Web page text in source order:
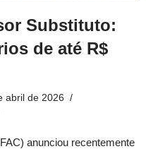
Substituto:
de até R$
abril de 2026
anunciou recentemente